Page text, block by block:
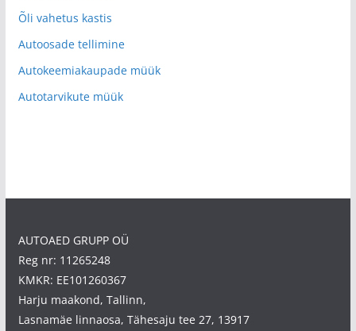
Õli vahetus kastis
Autoosade tellimine
Autokeemiakaupade müük
Autotarvikute müük
AUTOAED GRUPP OÜ
Reg nr: 11265248
KMKR: EE101260367
Harju maakond, Tallinn,
Lasnamäe linnaosa, Tähesaju tee 27, 13917